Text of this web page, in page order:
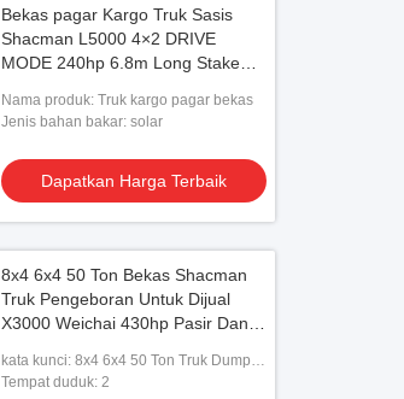
Bekas pagar Kargo Truk Sasis
Shacman L5000 4×2 DRIVE
MODE 240hp 6.8m Long Stake
Nama produk: Truk kargo pagar bekas
Jenis bahan bakar: solar
Dapatkan Harga Terbaik
8x4 6x4 50 Ton Bekas Shacman
Truk Pengeboran Untuk Dijual
X3000 Weichai 430hp Pasir Dan
kata kunci: 8x4 6x4 50 Ton Truk Dump
Shacman Bekas Dijual
Tempat duduk: 2